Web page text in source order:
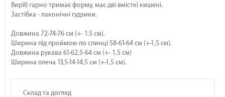
Виріб гарно тримає форму, має дві вмісткі кишені.
Застібка - лаконічні гудзики.
Довжина 72-74-76 см (+- 1.5 см).
Ширина під проймою по спинці 58-61-64 см (+-1,5 см).
Довжина рукава 61-62,5-64 см (+- 1,5 см)
Ширина плеча 13,5-14-14,5 см (+-1,5 см).
Склад та догляд